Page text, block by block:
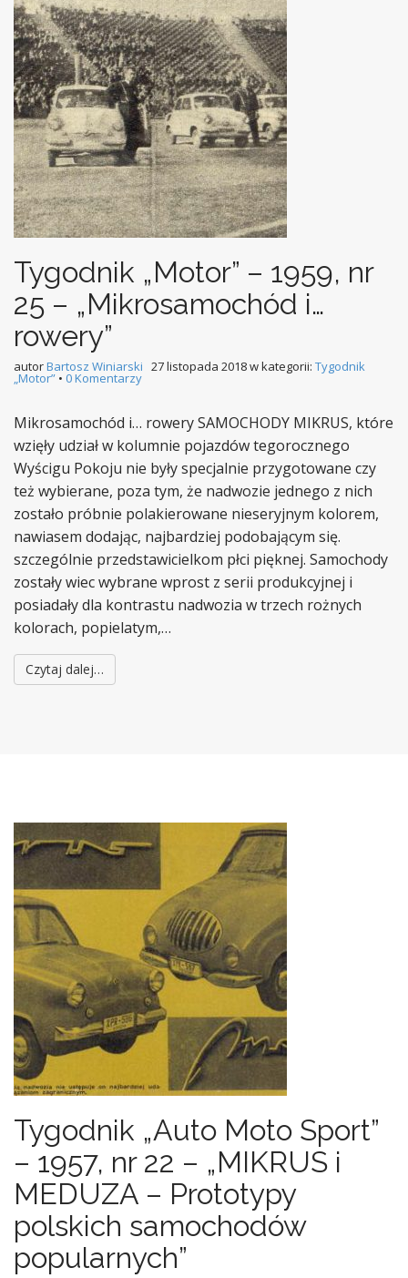
Tygodnik „Motor” – 1959, nr
25 – „Mikrosamochód i…
rowery”
autorBartosz Winiarski 27 listopada 2018w kategorii: Tygodnik
„Motor” • 0 Komentarzy
Mikrosamochód i… rowery SAMOCHODY MIKRUS, które
wzięły udział w kolumnie pojazdów tegorocznego
Wyścigu Pokoju nie były specjalnie przygotowane czy
też wybierane, poza tym, że nadwozie jednego z nich
zostało próbnie polakierowane nieseryjnym kolorem,
nawiasem dodając, najbardziej podobającym się.
szczególnie przedstawicielkom płci pięknej. Samochody
zostały wiec wybrane wprost z serii produkcyjnej i
posiadały dla kontrastu nadwozia w trzech rożnych
kolorach, popielatym,…
Czytaj dalej…
Tygodnik „Auto Moto Sport”
– 1957, nr 22 – „MIKRUS i
MEDUZA – Prototypy
polskich samochodów
popularnych”